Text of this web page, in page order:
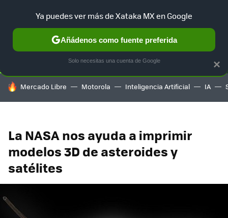
SELECCIÓN GAMING HOME AUTO TERRITORIO
HOY SE HABLA DE
Mercado Libre Motorola Inteligencia Artificial IA
La NASA nos ayuda a imprimir
modelos 3D de asteroides y
satélites
×
Ya puedes ver más de Xataka MX en Google
Añádenos como fuente preferida
Solo necesitas una cuenta de Google